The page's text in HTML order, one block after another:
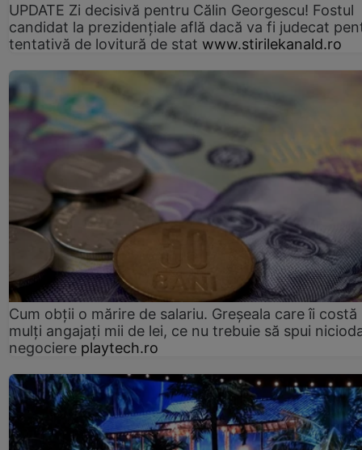
UPDATE Zi decisivă pentru Călin Georgescu! Fostul
candidat la prezidențiale află dacă va fi judecat
tentativă de lovitură de stat www.stirilekanald.ro
Cum obții o mărire de salariu. Greșeala care îi costă
mulți angajați mii de lei, ce nu trebuie să spui
negociere playtech.ro